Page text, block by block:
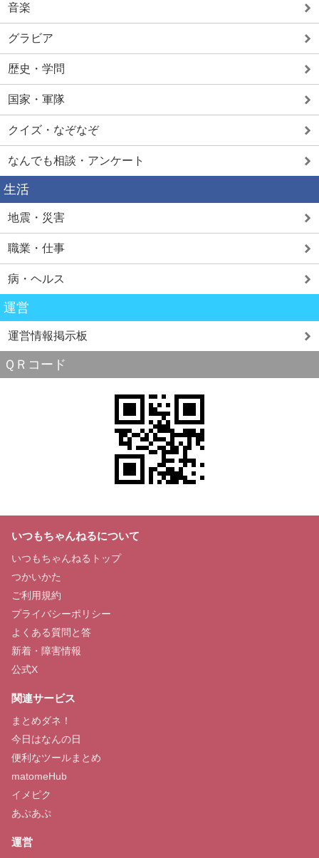
音楽
グラビア
歴史・学問
国家・軍隊
クイズ・なぞなぞ
なんでも相談・アンケート
生活
地震・災害
職業・仕事
病・ヘルス
運営
運営情報掲示板
ＱＲコード
いつもちゃんねるについて
いつもちゃんねるトップ
つかいかた
ご利用規約
プライバシーポリシー
よくある質問と答
新着・障害情報
公式X
関連サービス
まとめダネ！
今日はなんの日
便利なツールまとめ
matomeHub
イメピク
あぷあぷ
運営